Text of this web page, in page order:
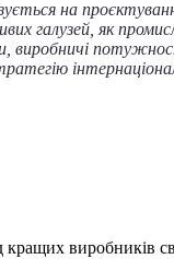
на
галузей, як
виробничі
кращих виробників